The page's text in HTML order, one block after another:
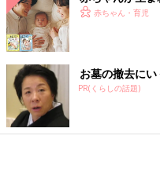
赤ちゃん・育児
お墓の撤去に
PR(くらしの話題)